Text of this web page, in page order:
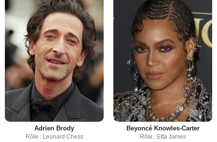
Adrien Brody
Rôle : Leonard Chess
Beyoncé Knowles-Carter
Rôle : Etta James